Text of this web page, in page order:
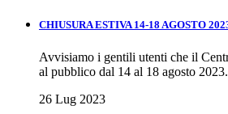
CHIUSURA ESTIVA 14-18 AGOSTO
Avvisiamo i gentili utenti che il
al pubblico dal 14 al 18 agosto 2023.
26 Lug 2023